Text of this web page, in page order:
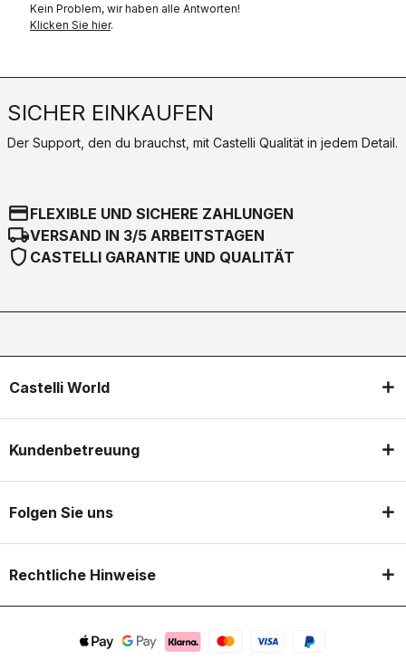
Kein Problem, wir haben alle Antworten!
Klicken Sie hier.
SICHER EINKAUFEN
Der Support, den du brauchst, mit Castelli Qualität in jedem Detail.
credit_cardFLEXIBLE UND SICHERE ZAHLUNGEN
local_shippingVERSAND IN 3/5 ARBEITSTAGEN
shield CASTELLI GARANTIE UND QUALITÄT
Castelli World
Kundenbetreuung
Folgen Sie uns
Rechtliche Hinweise